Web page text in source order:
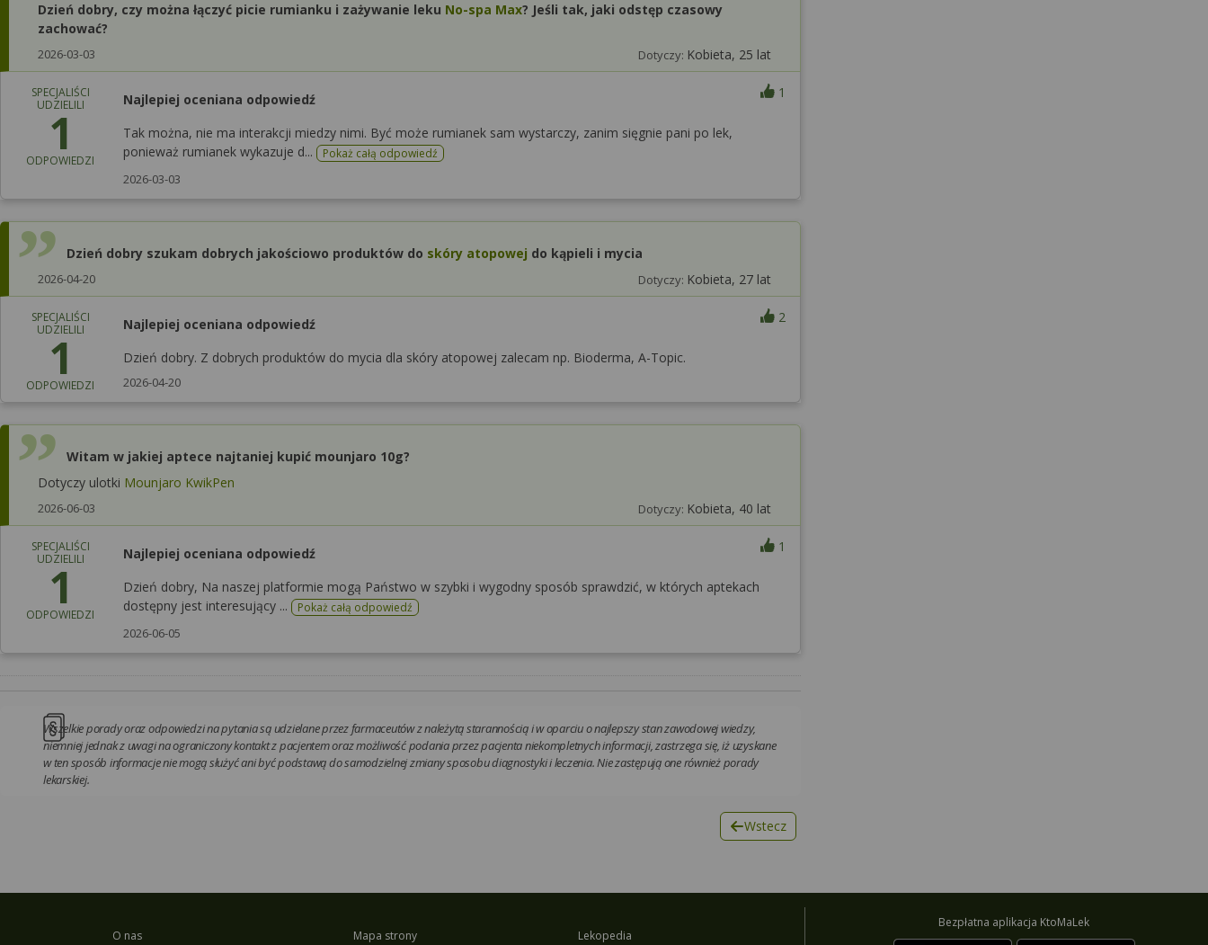
Dzień dobry, czy można łączyć picie rumianku i zażywanie leku No-spa Max? Jeśli tak, jaki odstęp czasowy
zachować?
2026-03-03 Dotyczy: Kobieta, 25 lat
SPECJALIŚCI
UDZIELILI
1
ODPOWIEDZI
Najlepiej oceniana odpowiedź 1
Tak można, nie ma interakcji miedzy nimi. Być może rumianek sam wystarczy, zanim sięgnie pani po lek,
ponieważ rumianek wykazuje d...
Pokaż całą odpowiedź
2026-03-03
Dzień dobry szukam dobrych jakościowo produktów do skóry atopowej do kąpieli i mycia
2026-04-20 Dotyczy: Kobieta, 27 lat
SPECJALIŚCI
UDZIELILI
1
ODPOWIEDZI
Najlepiej oceniana odpowiedź 2
Dzień dobry. Z dobrych produktów do mycia dla skóry atopowej zalecam np. Bioderma, A-Topic.
2026-04-20
Witam w jakiej aptece najtaniej kupić mounjaro 10g?
Dotyczy ulotki Mounjaro KwikPen
2026-06-03 Dotyczy: Kobieta, 40 lat
SPECJALIŚCI
UDZIELILI
1
ODPOWIEDZI
Najlepiej oceniana odpowiedź 1
Dzień dobry, Na naszej platformie mogą Państwo w szybki i wygodny sposób sprawdzić, w których aptekach
dostępny jest interesujący ...
Pokaż całą odpowiedź
2026-06-05
Wszelkie porady oraz odpowiedzi na pytania są udzielane przez farmaceutów z należytą starannością i w oparciu o najlepszy stan zawodowej wiedzy,
niemniej jednak z uwagi na ograniczony kontakt z pacjentem oraz możliwość podania przez pacjenta niekompletnych informacji, zastrzega się, iż uzyskane
w ten sposób informacje nie mogą służyć ani być podstawą do samodzielnej zmiany sposobu diagnostyki i leczenia. Nie zastępują one również porady
lekarskiej.
Wstecz
O nas
Mapa strony
Lekopedia
Bezpłatna aplikacja KtoMaLek